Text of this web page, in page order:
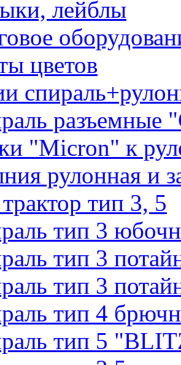
лейблы
цветов
разъемные
"Micron" к
рулонная и
тип 3, 5
тип 3
тип 3
тип 3
тип 4
тип 5